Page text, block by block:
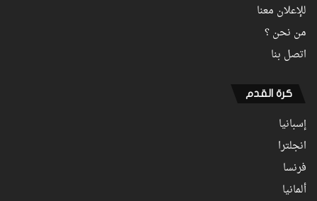
للإعلان معنا
من نحن ؟
اتصل بنا
كرة القدم
إسبانيا
انجلترا
فرنسا
ألمانيا